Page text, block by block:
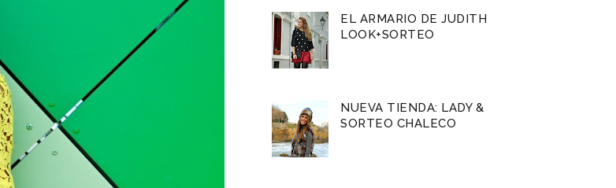
EL ARMARIO DE JUDITH
LOOK+SORTEO
NUEVA TIENDA: LADY &
SORTEO CHALECO